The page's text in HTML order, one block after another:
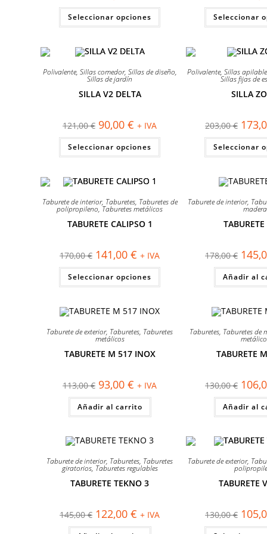
original
era:
115,00 €.
actual
es:
110,00 €.
Seleccionar opciones
Este
tiene
se
pueden
era:
Seleccionar
Polivalente, Sillas comedor, Sillas de diseño,
Sillas de jardín
SILLA V2 DELTA
121,00€ El
precio
original
era:
121,00 €.
90,00 € El
precio
actual
es:
90,00 €.
+ IVA
Seleccionar opciones
Este
tiene
se
pueden
elegir
Polivalente, Sillas
Sillas fijas de
SILLA
203,00€ El
precio
era:
Seleccionar
Taburete de interior, Taburetes, Taburetes de
polipropileno,Taburetes metálicos
TABURETE CALIPSO 1
170,00€ El
precio
original
era:
170,00 €.
141,00 € El
precio
actual
es:
141,00 €.
+ IVA
Seleccionar opciones
Este
tiene
se
pueden
Taburete de interior,
madera
178,00€ El
precio
era:
Añadir al
Taburete de exterior, Taburetes, Taburetes
metálicos
TABURETE M 517 INOX
113,00€ El
precio
original
era:
113,00 €.
93,00 € El
precio
actual
es:
93,00 €.
+ IVA
Añadir al carrito
Taburetes, Taburetes de
TABURETE
130,00€ El
precio
era:
Añadir al
Taburete de interior, Taburetes, Taburetes
giratorios, Taburetes regulables
TABURETE TEKNO 3
145,00€ El
precio
original
122,00 € El
precio
actual
+ IVA
Taburete de exterior,
TABURETE
130,00€ El
precio